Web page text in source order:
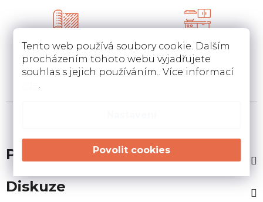
Tento web používá soubory cookie. Dalším
procházením tohoto webu vyjadřujete
souhlas s jejich používáním.. Více informací
Pokládka
koberců a pvc
Pokládka a zamněření
podlahovin u Vás doma
Instalace a návrh
kuchyní
Návrh kuchyní v 3D a
instalace u Vás doma
Popis
Diskuze